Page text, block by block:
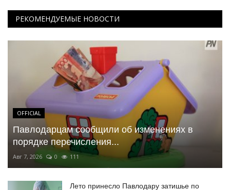
РЕКОМЕНДУЕМЫЕ НОВОСТИ
OFFICIAL
Павлодарцам сообщили об изменениях в
порядке перечисления...
Авг 7, 2026 0 111
Лето принесло Павлодару затишье по